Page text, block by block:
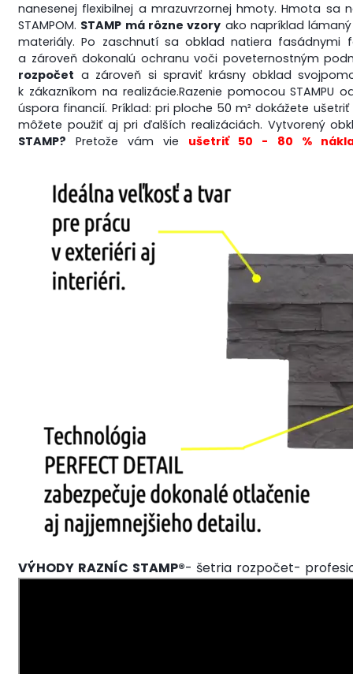
nanesenej flexibilnej a mrazuvrzornej hmoty. Hmota
STAMPOM. STAMP má rôzne vzory ako napríklad
materiály. Po zaschnutí sa obklad natiera fasádnymi
a zároveň dokonalú ochranu voči poveternostným
rozpočet a zároveň si spraviť krásny obklad
k zákazníkom na realizácie.Razenie pomocou STAMPU
úspora financií. Príklad: pri ploche 50 m² dokážete
môžete použiť aj pri ďalších realizáciách. Vytvorený
STAMP? Pretože vám vie ušetriť 50 - 80 %
VÝHODY RAZNÍC STAMP®- šetria rozpočet-